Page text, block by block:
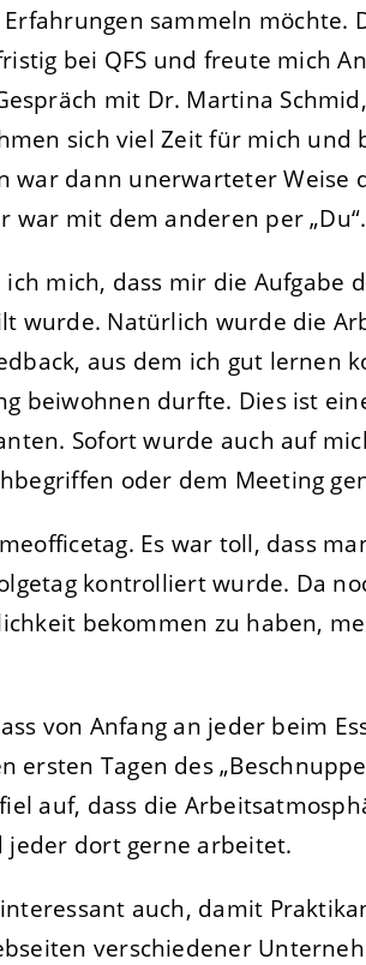
sammeln möchte.
bei QFS und freute mich
mit Dr. Martina
sich viel Zeit für mich
war dann unerwarteter Weise
war mit dem anderen per „Du“.
mich, dass mir die Aufgabe
wurde. Natürlich wurde die
aus dem ich gut lernen
beiwohnen durfte. Dies ist
Sofort wurde auch auf
oder dem Meeting
Es war toll, dass
kontrolliert wurde. Da
bekommen zu haben,
von Anfang an jeder beim
ersten Tagen des
auf, dass die
dort gerne arbeitet.
auch, damit
verschiedener